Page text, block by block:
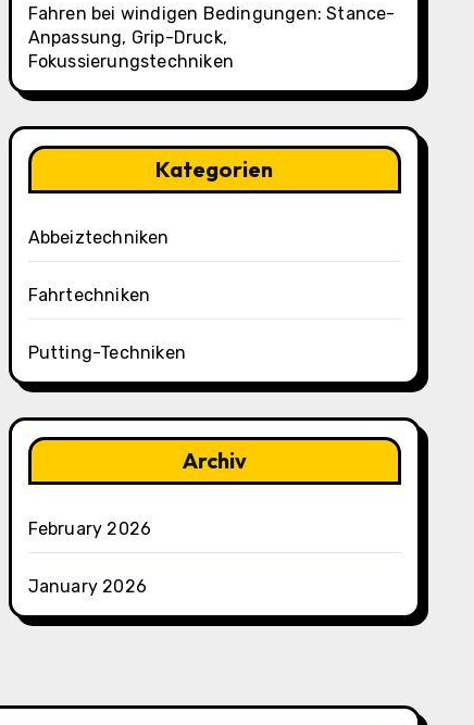
Fahren bei windigen Bedingungen: Stance-
Anpassung, Grip-Druck,
Fokussierungstechniken
Kategorien
Abbeiztechniken
Fahrtechniken
Putting-Techniken
Archiv
February 2026
January 2026